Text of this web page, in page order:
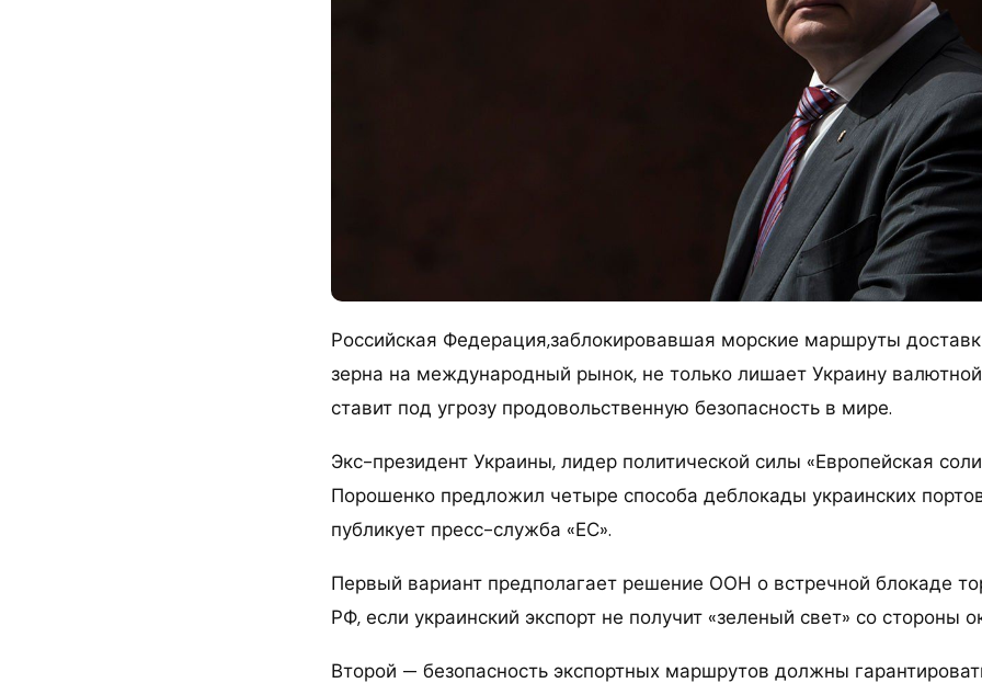
Российская Федерация,заблокировавшая морские маршруты
зерна на международный рынок, не только лишает Украину
ставит под угрозу продовольственную безопасность в мире.
Экс-президент Украины, лидер политической силы «Европейская
Порошенко предложил четыре способа деблокады украинских
публикует пресс-служба «ЕС».
Первый вариант предполагает решение ООН о встречной блокаде
РФ, если украинский экспорт не получит «зеленый свет» со стороны
Второй — безопасность экспортных маршрутов должны